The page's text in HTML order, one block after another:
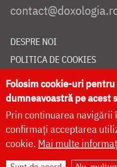
DESPRE NOI
POLITICA DE COOKIES
DONEAZĂ ONLINE PENTRU
LIVE
Folosim cookie-uri
dumneavoastră pe acest
Prin continuarea navigării
confirmați acceptarea
cookie. Mai multe